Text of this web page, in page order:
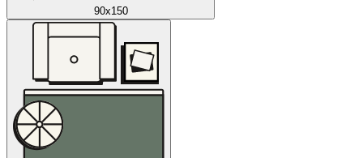
90x150